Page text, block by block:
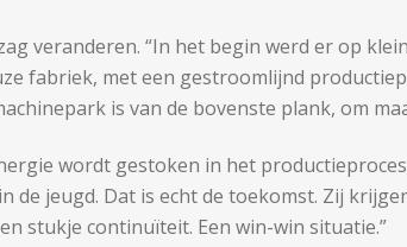
veranderen. “In het begin werd er op
fabriek, met een gestroomlijnd
is van de bovenste plank, om
wordt gestoken in het
jeugd. Dat is echt de toekomst. Zij
stukje continuïteit. Een win-win situatie.”